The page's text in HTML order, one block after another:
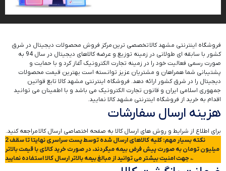
فروشگاه اینترنتی مشهد کالا تخصصی ترین مرکز فروش محصولات دیجیتال در شرق
کشور با سابقه ای طولانی در زمینه توزیع و عرضه کالاهای دیجیتال در سال 94 به
صورت رسمی فعالیت خود را در زمینه تجارت الکترونیک آغاز کرد و با حمایت و
پشتیبانی شما همراهان و مشتریان عزیز توانسته است بهترین قیمت محصولات
دیجیتال را در شرق کشور ارائه دهد. فروشگاه اینترنتی مشهد کالا تابع قوانین
جمهوری اسلامی ایران و قانون تجارت الکترونیک می باشد و با اطمینان می توانید
اقدام به خرید از فروشگاه اینترنتی مشهد کالا نمایید.
هزینه ارسال سفارشات
برای اطلاع از شرایط و روش های ارسال کالا به صفحه اختصاصی ارسال کالا مراجعه کنید.
نکته بسیار مهم: کلیه کالاهای ارسال شده توسط پست سراسری نهایتا تا سقف 2
میلیون تومان به صورت پیش فرض بیمه میگردند، در صورت خرید کالای با قیمت بالاتر
، جهت امنیت بیشتر می توانید از مبالغ بیمه بالاتر ارسال کالا استفاده نمایید.